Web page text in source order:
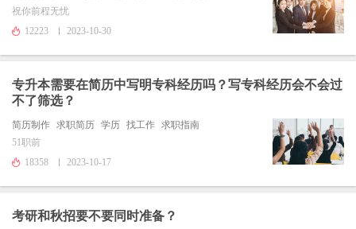
祝你前程无忧
12223
2023-10-30
专升本需要在简历中写明专科经历吗？写专科经历会不会过
不了筛选？
简历制作 求职简历 学历 找工作 求职指南
51职前
18358
2023-10-17
考研和秋招要不要同时准备？